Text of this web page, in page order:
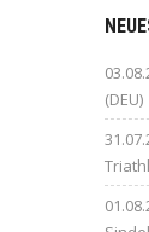
(DEU)